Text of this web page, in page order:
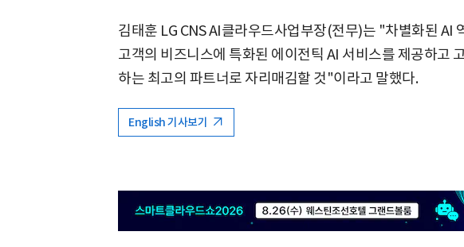
김태훈 LG CNS AI클라우드사업부장(전무)는 "차별화된 AI
고객의 비즈니스에 특화된 에이전틱 AI 서비스를 제공하고
하는 최고의 파트너로 자리매김할 것"이라고 말했다.
English 기사보기